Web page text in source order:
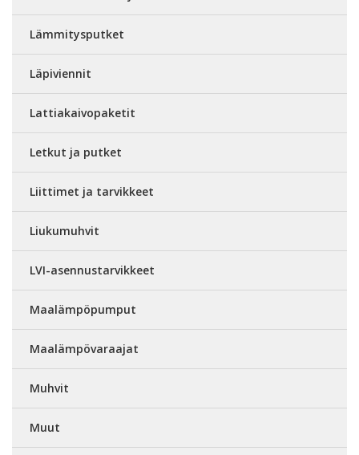
Lämmitysputket
Läpiviennit
Lattiakaivopaketit
Letkut ja putket
Liittimet ja tarvikkeet
Liukumuhvit
LVI-asennustarvikkeet
Maalämpöpumput
Maalämpövaraajat
Muhvit
Muut